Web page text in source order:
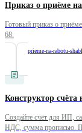
Приказ о приёме
Готовый приказ о
68.
prikaz-o-prieme-na-rabotu-
Конструктор счёта
Создайте счёт для ИП,
НДС, сумма прописью.